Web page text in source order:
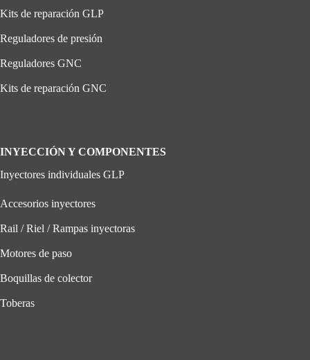
Kits de reparación GLP
Reguladores de presión
Reguladores GNC
Kits de reparación GNC
INYECCIÓN Y COMPONENTES
Inyectores individuales GLP
Accesorios inyectores
Rail / Riel / Rampas inyectoras
Motores de paso
Boquillas de colector
Toberas